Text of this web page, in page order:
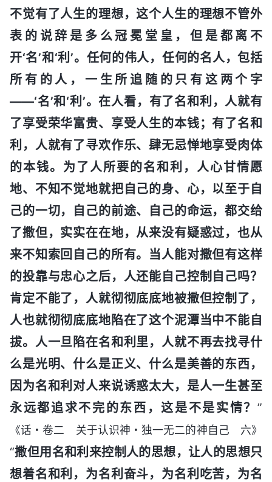
不觉有了人生的理想，这个人生的理想不管外
表的说辞是多么冠冕堂皇，但是都离不
开‘名’和‘利’。任何的伟人，任何的名人，包括
所有的人，一生所追随的只有这两个字
——‘名’和‘利’。在人看，有了名和利，人就有
了享受荣华富贵、享受人生的本钱；有了名和
利，人就有了寻欢作乐、肆无忌惮地享受肉体
的本钱。为了人所要的名和利，人心甘情愿
地、不知不觉地就把自己的身、心，以至于自
己的一切，自己的前途、自己的命运，都交给
了撒但，实实在在地，从来没有疑惑过，也从
来不知索回自己的所有。当人能对撒但有这样
的投靠与忠心之后，人还能自己控制自己吗？
肯定不能了，人就彻彻底底地被撒但控制了，
人也就彻彻底底地陷在了这个泥潭当中不能自
拔。人一旦陷在名和利里，人就不再去找寻什
么是光明、什么是正义、什么是美善的东西，
因为名和利对人来说诱惑太大，是人一生甚至
永远都追求不完的东西，这是不是实情？ ”
《话・卷二 关于认识神・独一无二的神自己 六》
“撒但用名和利来控制人的思想，让人的思想只
想着名和利，为名利奋斗，为名利吃苦，为名